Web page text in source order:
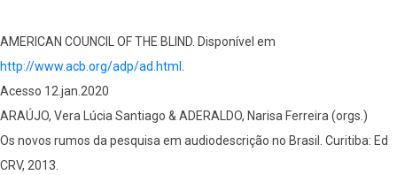
AMERICAN COUNCIL OF THE BLIND. Disponível em
http://www.acb.org/adp/ad.html
Acesso 12.jan.2020
ARAÚJO, Vera Lúcia Santiago & ADERALDO, Narisa Ferreira (orgs.)
Os novos rumos da pesquisa em audiodescrição no Brasil. Curitiba: Ed
CRV, 2013.